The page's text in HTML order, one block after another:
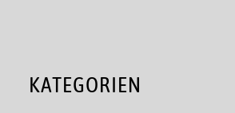
KATEGORIEN